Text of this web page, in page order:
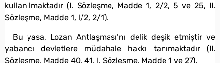
kullanılmaktadır (I. Sözleşme, Madde 1, 2/2, 5 ve 25, II.
Sözleşme, Madde 1, l/2, 2/1).
Bu yasa, Lozan Antlaşması’nı delik deşik etmiştir ve
yabancı devletlere müdahale hakkı tanımaktadır (II.
Sözleşme, Madde 40, 41, I. Sözleşme, Madde 1 ve 27).